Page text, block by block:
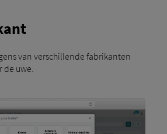
van verschillende fabrikanten
de uwe.